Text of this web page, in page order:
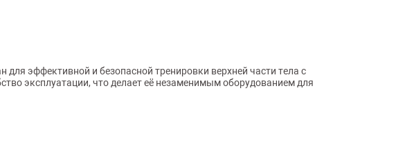
эффективной и безопасной тренировки верхней части тела с
эксплуатации, что делает её незаменимым оборудованием для